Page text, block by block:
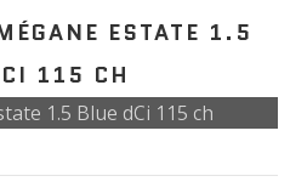
ESTATE 1.5
115 CH